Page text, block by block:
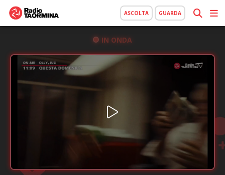
ASCOLTA GUARDA
IN ONDA